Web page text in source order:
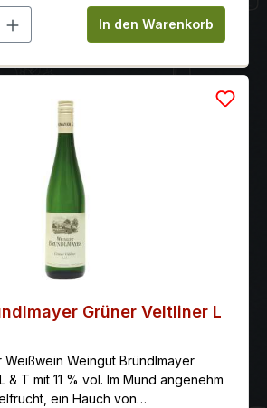
Gib den
In den Warenkorb
Grüner Veltliner L
Weingut Bründlmayer
& T mit 11 % vol. Im Mund angenehm
ein Hauch von